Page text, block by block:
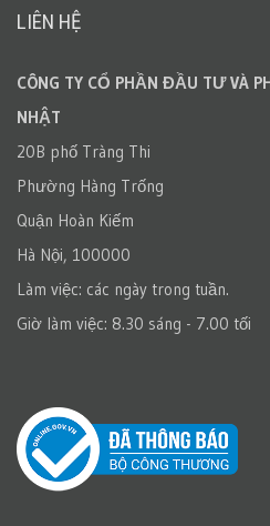
LIÊN HỆ
CÔNG TY CỔ PHẦN ĐẦU TƯ VÀ
NHẬT
20B phố Tràng Thi
Phường Hàng Trống
Quận Hoàn Kiếm
Hà Nội, 100000
Làm việc: các ngày trong tuần.
Giờ làm việc: 8.30 sáng - 7.00 tối